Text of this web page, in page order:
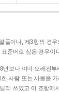
들이나, 제3항의 경우
준어로 삼은 경우이
보다 이미 오래전부
사람 또는 사물을
널리 쓰였고 이 조항